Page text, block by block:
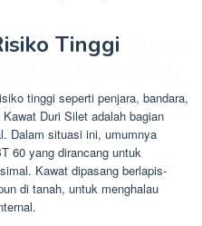
Tinggi
tinggi seperti penjara, bandara,
Duri Silet adalah bagian
Dalam situasi ini, umumnya
60 yang dirancang untuk
Kawat dipasang berlapis-
di tanah, untuk menghalau